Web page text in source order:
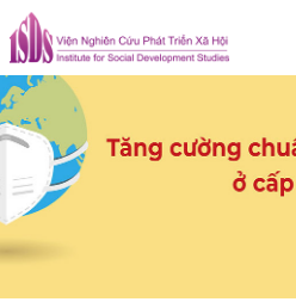
Skip
to
content